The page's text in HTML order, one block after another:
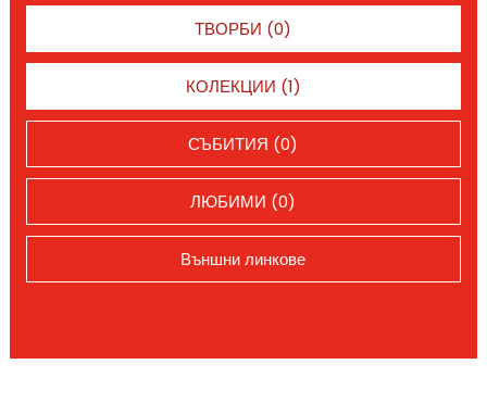
ТВОРБИ (0)
КОЛЕКЦИИ (1)
СЪБИТИЯ (0)
ЛЮБИМИ (0)
Външни линкове